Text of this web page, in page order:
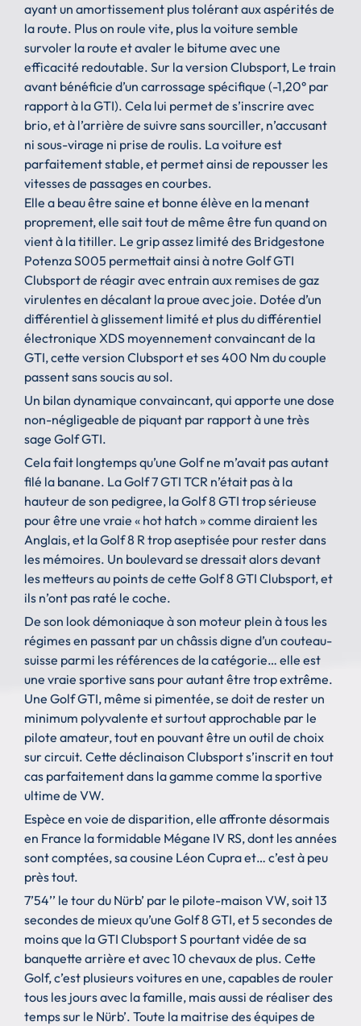
ayant un amortissement plus tolérant aux aspérités de
la route. Plus on roule vite, plus la voiture semble
survoler la route et avaler le bitume avec une
efficacité redoutable. Sur la version Clubsport, Le train
avant bénéficie d’un carrossage spécifique (-1,20° par
rapport à la GTI). Cela lui permet de s’inscrire avec
brio, et à l’arrière de suivre sans sourciller, n’accusant
ni sous-virage ni prise de roulis. La voiture est
parfaitement stable, et permet ainsi de repousser les
vitesses de passages en courbes.
Elle a beau être saine et bonne élève en la menant
proprement, elle sait tout de même être fun quand on
vient à la titiller. Le grip assez limité des Bridgestone
Potenza S005 permettait ainsi à notre Golf GTI
Clubsport de réagir avec entrain aux remises de gaz
virulentes en décalant la proue avec joie. Dotée d’un
différentiel à glissement limité et plus du différentiel
électronique XDS moyennement convaincant de la
GTI, cette version Clubsport et ses 400 Nm du couple
passent sans soucis au sol.
Un bilan dynamique convaincant, qui apporte une dose
non-négligeable de piquant par rapport à une très
sage Golf GTI.
Cela fait longtemps qu’une Golf ne m’avait pas autant
filé la banane. La Golf 7 GTI TCR n’était pas à la
hauteur de son pedigree, la Golf 8 GTI trop sérieuse
pour être une vraie « hot hatch » comme diraient les
Anglais, et la Golf 8 R trop aseptisée pour rester dans
les mémoires. Un boulevard se dressait alors devant
les metteurs au points de cette Golf 8 GTI Clubsport, et
ils n’ont pas raté le coche.
De son look démoniaque à son moteur plein à tous les
régimes en passant par un châssis digne d’un couteau-
suisse parmi les références de la catégorie… elle est
une vraie sportive sans pour autant être trop extrême.
Une Golf GTI, même si pimentée, se doit de rester un
minimum polyvalente et surtout approchable par le
pilote amateur, tout en pouvant être un outil de choix
sur circuit. Cette déclinaison Clubsport s’inscrit en tout
cas parfaitement dans la gamme comme la sportive
ultime de VW.
Espèce en voie de disparition, elle affronte désormais
en France la formidable Mégane IV RS, dont les années
sont comptées, sa cousine Léon Cupra et… c’est à peu
près tout.
7’54’’ le tour du Nürb’ par le pilote-maison VW, soit 13
secondes de mieux qu’une Golf 8 GTI, et 5 secondes de
moins que la GTI Clubsport S pourtant vidée de sa
banquette arrière et avec 10 chevaux de plus. Cette
Golf, c’est plusieurs voitures en une, capables de rouler
tous les jours avec la famille, mais aussi de réaliser des
temps sur le Nürb’. Toute la maitrise des équipes de